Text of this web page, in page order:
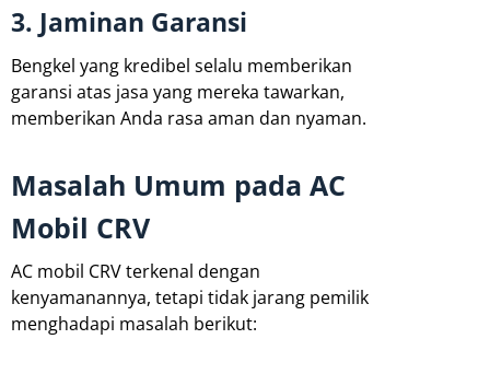
3. Jaminan Garansi
Bengkel yang kredibel selalu memberikan
garansi atas jasa yang mereka tawarkan,
memberikan Anda rasa aman dan nyaman.
Masalah Umum pada AC
Mobil CRV
AC mobil CRV terkenal dengan
kenyamanannya, tetapi tidak jarang pemilik
menghadapi masalah berikut: